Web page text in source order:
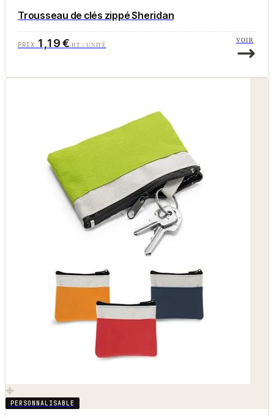
Trousseau de clés zippé Sheridan
PRIX 1,19 €HT / UNITÉ
VOIR
PERSONNALISABLE